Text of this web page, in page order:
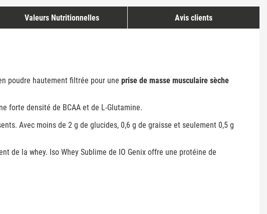
Valeurs Nutritionnelles Avis clients
poudre hautement filtrée pour une prise de masse musculaire sèche
forte densité de BCAA et de L-Glutamine.
Avec moins de 2 g de glucides, 0,6 g de graisse et seulement 0,5 g
de la whey. Iso Whey Sublime de IO Genix offre une protéine de